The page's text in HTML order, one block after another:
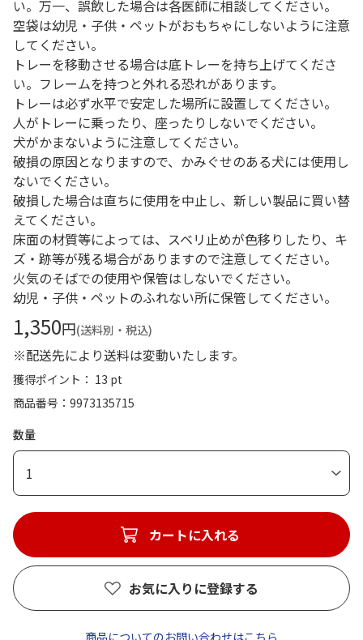
い。万一、誤飲した場合は各医師に相談してください。
空袋は幼児・子供・ペットがおもちゃにしないように注意
してください。
トレーを移動させる場合は底トレーを持ち上げてくださ
い。フレームを持つと外れる恐れがあります。
トレーは必ず水平で安定した場所に設置してください。
人がトレーに乗ったり、座ったりしないでください。
犬がかまないように注意してください。
破損の原因となりますので、かみぐせのある犬には使用し
ないでください。
破損した場合は直ちに使用を中止し、新しい製品に買い替
えてください。
床面の材質等によっては、スベリ止めが色移りしたり、キ
ズ・跡等が残る場合がありますので注意してください。
火気のそばでの使用や保管はしないでください。
幼児・子供・ペットのふれない所に保管してください。
1,350円(送料別・税込)
※配送先により送料は変動いたします。
獲得ポイント： 13 pt
商品番号
9973135715
数量
1
カートに入れる
お気に入りに登録する
商品についてのお問い合わせはこちら